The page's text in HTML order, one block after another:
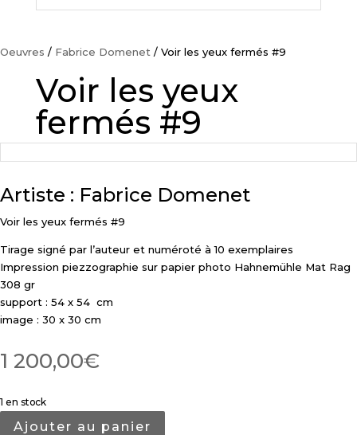
Oeuvres / Fabrice Domenet / Voir les yeux fermés #9
Voir les yeux
fermés #9
Artiste : Fabrice Domenet
Voir les yeux fermés #9
Tirage signé par l’auteur et numéroté à 10 exemplaires
Impression piezzographie sur papier photo Hahnemühle Mat Rag
308 gr
support : 54 x 54 cm
image : 30 x 30 cm
1 200,00€
1 en stock
Ajouter au panier